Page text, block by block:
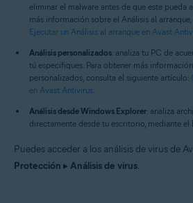
eliminar el malware antes de que este pueda
más información sobre el Análisis al
Ejecutar un Análisis al arranque en Avast
Análisis personalizados: analiza tu PC de
tú especifiques. Para obtener más
personalizados, consulta el siguiente artículo:
en Avast Antivirus.
Análisis desde Windows Explorer: analiza
directamente desde tu escritorio, mediante
Puedes acceder a los análisis de virus de
Protección ▸Análisis de virus.